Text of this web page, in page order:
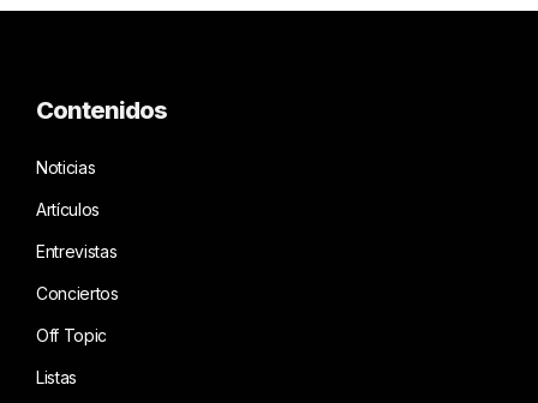
Contenidos
Noticias
Artículos
Entrevistas
Conciertos
Off Topic
Listas